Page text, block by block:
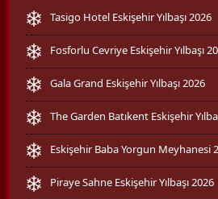
Tasigo Hotel Eskişehir Yılbaşı 2026
Fosforlu Cevriye Eskişehir Yılbaşı
Gala Grand Eskişehir Yılbaşı 2026
The Garden Batıkent Eskişehir
Eskişehir Baba Yorgun Meyhanesi
Piraye Sahne Eskişehir Yılbaşı 2026